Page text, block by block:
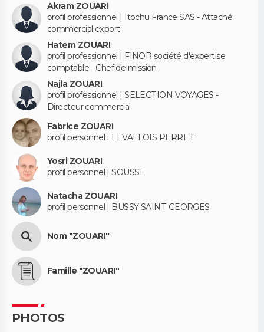
Akram ZOUARI
profil professionnel | Itochu France SAS - Attaché
commercial export
Hatem ZOUARI
profil professionnel | FINOR société d'expertise
comptable - Chef de mission
Najla ZOUARI
profil professionnel | SELECTION VOYAGES -
Directeur commercial
Fabrice ZOUARI
profil personnel | LEVALLOIS PERRET
Yosri ZOUARI
profil personnel | SOUSSE
Natacha ZOUARI
profil personnel | BUSSY SAINT GEORGES
Nom "ZOUARI"
Famille "ZOUARI"
PHOTOS